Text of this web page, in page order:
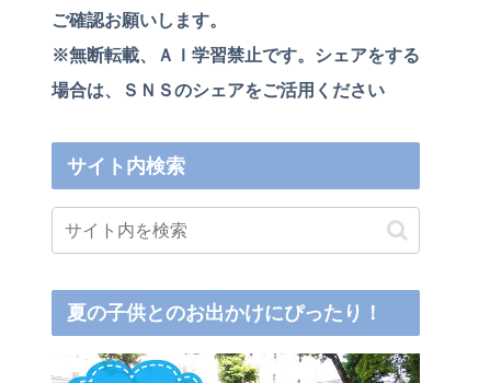
ご確認お願いします。
※無断転載、ＡＩ学習禁止です。シェアをする
場合は、ＳＮＳのシェアをご活用ください
サイト内検索
夏の子供とのお出かけにぴったり！